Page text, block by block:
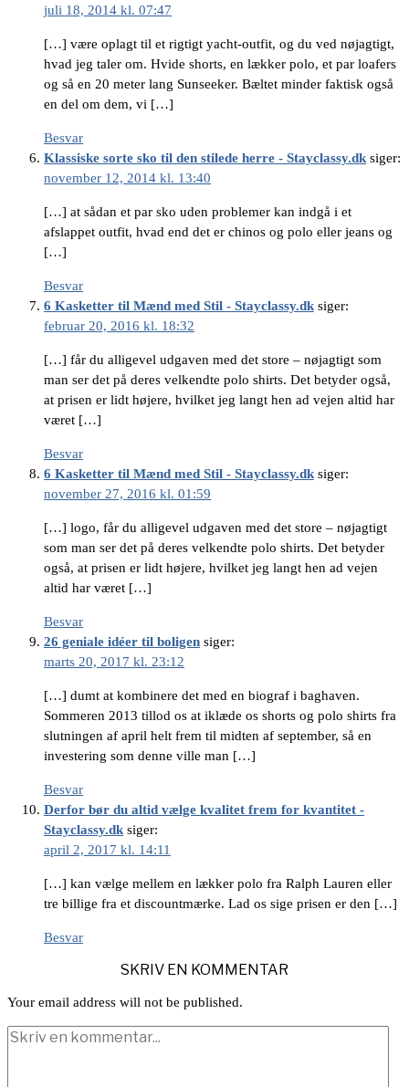
juli 18, 2014 kl. 07:47
[…] være oplagt til et rigtigt yacht-outfit, og du ved nøjagtigt,
hvad jeg taler om. Hvide shorts, en lækker polo, et par loafers
og så en 20 meter lang Sunseeker. Bæltet minder faktisk også
en del om dem, vi […]
Besvar
Klassiske sorte sko til den stilede herre - Stayclassy.dk siger:
november 12, 2014 kl. 13:40
[…] at sådan et par sko uden problemer kan indgå i et
afslappet outfit, hvad end det er chinos og polo eller jeans og
[…]
Besvar
6 Kasketter til Mænd med Stil - Stayclassy.dk siger:
februar 20, 2016 kl. 18:32
[…] får du alligevel udgaven med det store – nøjagtigt som
man ser det på deres velkendte polo shirts. Det betyder også,
at prisen er lidt højere, hvilket jeg langt hen ad vejen altid har
været […]
Besvar
6 Kasketter til Mænd med Stil - Stayclassy.dk siger:
november 27, 2016 kl. 01:59
[…] logo, får du alligevel udgaven med det store – nøjagtigt
som man ser det på deres velkendte polo shirts. Det betyder
også, at prisen er lidt højere, hvilket jeg langt hen ad vejen
altid har været […]
Besvar
26 geniale idéer til boligen siger:
marts 20, 2017 kl. 23:12
[…] dumt at kombinere det med en biograf i baghaven.
Sommeren 2013 tillod os at iklæde os shorts og polo shirts fra
slutningen af april helt frem til midten af september, så en
investering som denne ville man […]
Besvar
Derfor bør du altid vælge kvalitet frem for kvantitet -
Stayclassy.dk siger:
april 2, 2017 kl. 14:11
[…] kan vælge mellem en lækker polo fra Ralph Lauren eller
tre billige fra et discountmærke. Lad os sige prisen er den […]
Besvar
SKRIV EN KOMMENTAR
Your email address will not be published.